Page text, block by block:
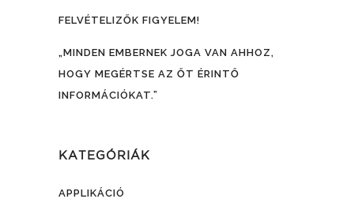
FELVÉTELIZŐK FIGYELEM!
„MINDEN EMBERNEK JOGA VAN AHHOZ,
HOGY MEGÉRTSE AZ ŐT ÉRINTŐ
INFORMÁCIÓKAT.”
KATEGÓRIÁK
APPLIKÁCIÓ